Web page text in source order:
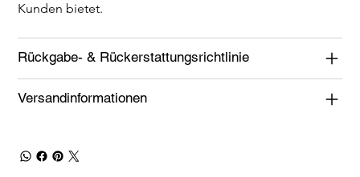
Kunden bietet.
Rückgabe- & Rückerstattungsrichtlinie
Versandinformationen